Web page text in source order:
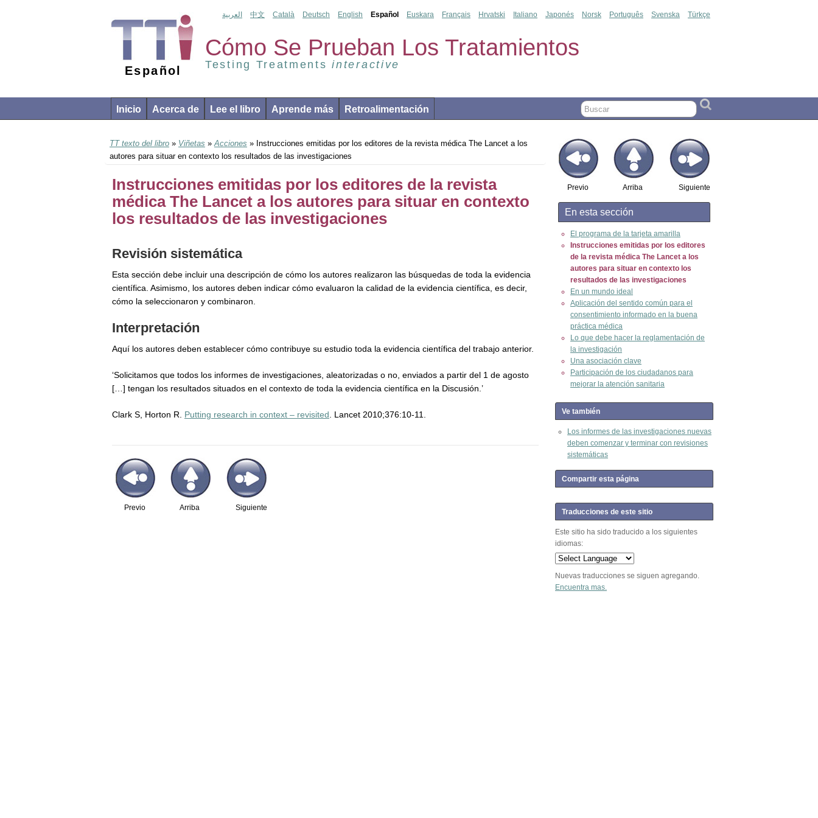
Español
Cómo Se Prueban Los Tratamientos
Testing Treatmentsinteractive
العربية 中文 Català Deutsch English Español Euskara Français Hrvatski Italiano Japonés Norsk Português Svenska Türkçe
Inicio Acerca de Lee el libro Aprende más Retroalimentación
TT texto del libro » Viñetas »Acciones » Instrucciones emitidas por los editores de la revista médica The Lancet a los
autores para situar en contexto los resultados de las investigaciones
Instrucciones emitidas por los editores de la revista
médica The Lancet a los autores para situar en contexto
los resultados de las investigaciones
Revisión sistemática
Esta sección debe incluir una descripción de cómo los autores realizaron las búsquedas de toda la evidencia
científica. Asimismo, los autores deben indicar cómo evaluaron la calidad de la evidencia científica, es decir,
cómo la seleccionaron y combinaron.
Interpretación
Aquí los autores deben establecer cómo contribuye su estudio toda la evidencia científica del trabajo anterior.
‘Solicitamos que todos los informes de investigaciones, aleatorizadas o no, enviados a partir del 1 de agosto
[…] tengan los resultados situados en el contexto de toda la evidencia científica en la Discusión.’
Clark S, Horton R. Putting research in context – revisited . Lancet 2010;376:10-11.
Arriba
Previo Siguiente
Arriba
Previo Siguiente
En esta sección
El programa de la tarjeta amarilla
Instrucciones emitidas por los editores
de la revista médica The Lancet a los
autores para situar en contexto los
resultados de las investigaciones
En un mundo ideal
Aplicación del sentido común para el
consentimiento informado en la buena
práctica médica
Lo que debe hacer la reglamentación de
la investigación
Una asociación clave
Participación de los ciudadanos para
mejorar la atención sanitaria
Ve también
Los informes de las investigaciones nuevas
deben comenzar y terminar con revisiones
sistemáticas
Compartir esta página
Traducciones de este sitio
Este sitio ha sido traducido a los siguientes
idiomas:
Nuevas traducciones se siguen agregando.
Encuentra mas.